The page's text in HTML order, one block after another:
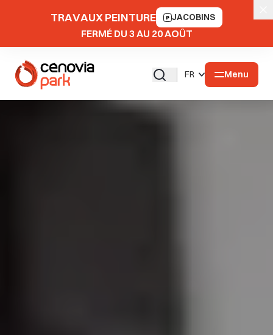
TRAVAUX PEINTURE JACOBINS
FERMÉ DU 3 AU 20 AOÛT
Menu